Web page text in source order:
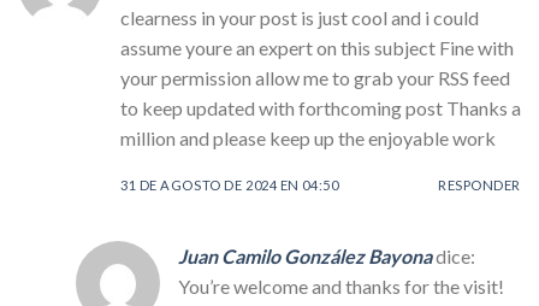
clearness in your post is just cool and i could
assume youre an expert on this subject Fine with
your permission allow me to grab your RSS feed
to keep updated with forthcoming post Thanks a
million and please keep up the enjoyable work
31 DE AGOSTO DE 2024 EN 04:50 RESPONDER
Juan Camilo González Bayonadice:
You’re welcome and thanks for the visit!